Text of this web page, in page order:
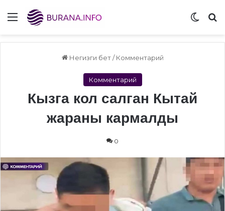
Menu
Негизги бет / Комментарий
Комментарий
Кызга кол салган Кытай
жараны кармалды
0